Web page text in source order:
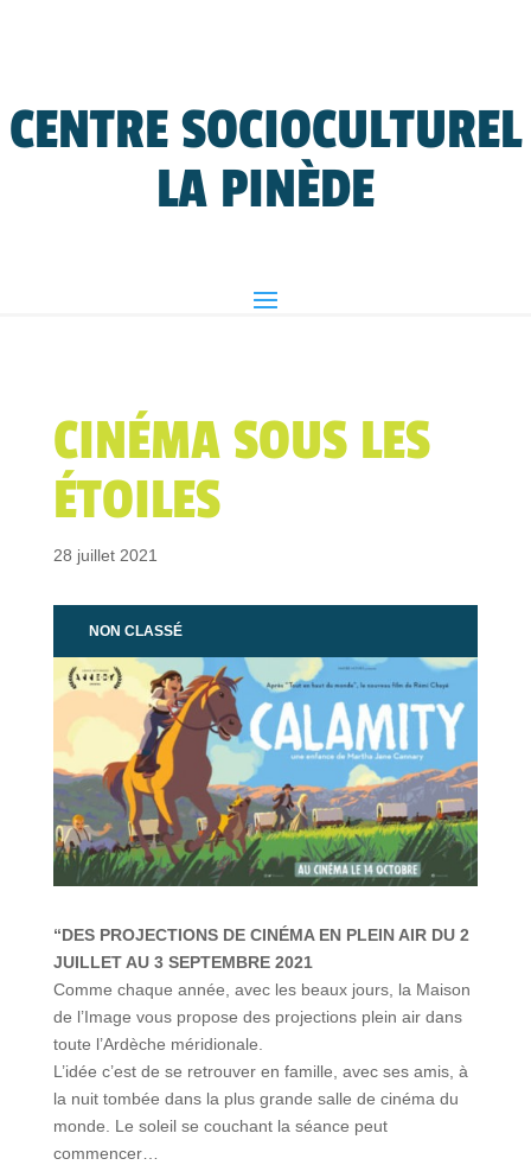
CENTRE SOCIOCULTUREL
LA PINÈDE
CINÉMA SOUS LES
ÉTOILES
28 juillet 2021
NON CLASSÉ
“DES PROJECTIONS DE CINÉMA EN PLEIN AIR DU 2
JUILLET AU 3 SEPTEMBRE 2021
Comme chaque année, avec les beaux jours, la Maison
de l’Image vous propose des projections plein air dans
toute l’Ardèche méridionale.
L’idée c’est de se retrouver en famille, avec ses amis, à
la nuit tombée dans la plus grande salle de cinéma du
monde. Le soleil se couchant la séance peut
commencer…